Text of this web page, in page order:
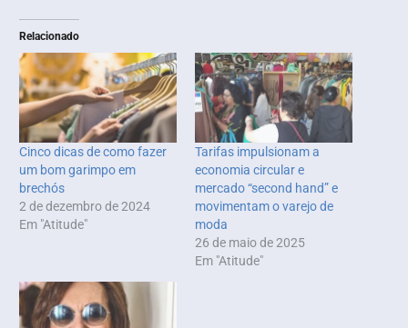
Relacionado
Cinco dicas de como fazer
um bom garimpo em
brechós
2 de dezembro de 2024
Em "Atitude"
Tarifas impulsionam a
economia circular e
mercado “second hand” e
movimentam o varejo de
moda
26 de maio de 2025
Em "Atitude"